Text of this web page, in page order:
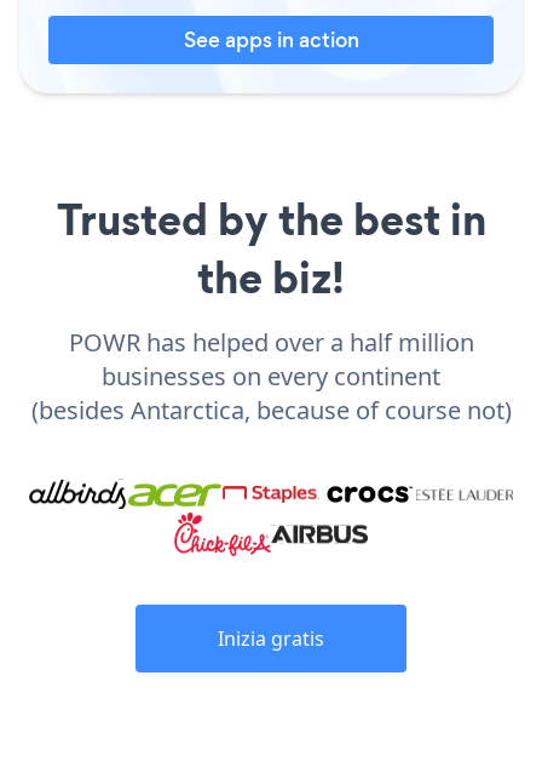
See apps in action
Trusted by the best in
the biz!
POWR has helped over a half million
businesses on every continent
(besides Antarctica, because of course not)
Inizia gratis